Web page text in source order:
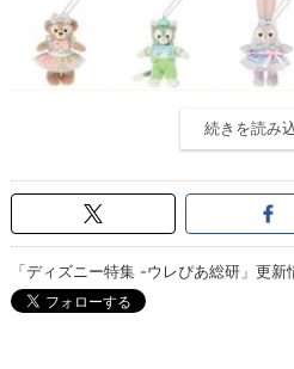
続きを読み
「ディズニー特集 -ウレぴあ総研」更